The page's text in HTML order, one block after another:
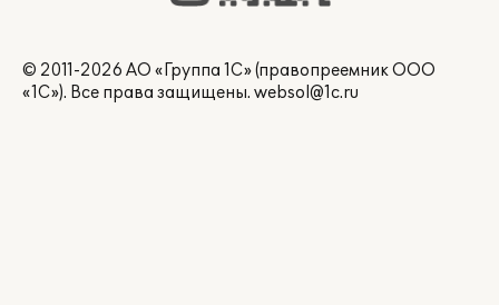
© 2011-2026 АО «Группа 1С» (правопреемник ООО
«1С»). Все права защищены. websol@1c.ru